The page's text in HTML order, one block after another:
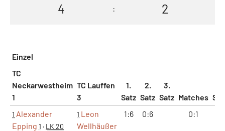
4 : 2
Einzel
TC
Neckarwestheim
1
TC Lauffen
3
1.
Satz
2.
Satz
3.
Satz Matches
1 Alexander
Epping 1 · LK 20
1 Leon
Wellhäußer
1:6 0:6 0:1